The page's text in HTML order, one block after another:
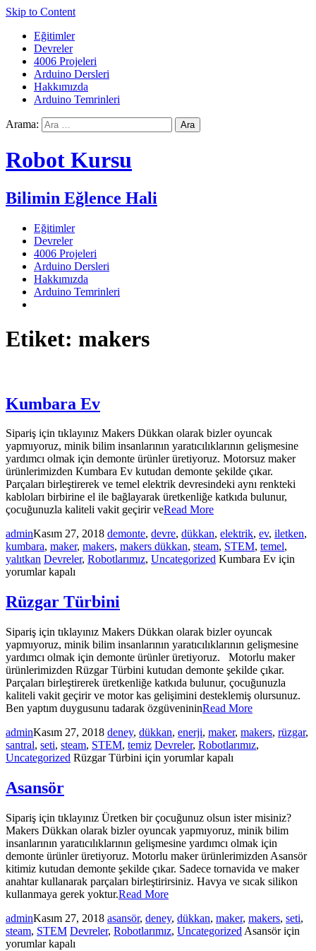
Skip to Content
Eğitimler
Devreler
4006 Projeleri
Arduino Dersleri
Hakkımızda
Arduino Temrinleri
Arama:
Robot Kursu
Bilimin Eğlence Hali
Eğitimler
Devreler
4006 Projeleri
Arduino Dersleri
Hakkımızda
Arduino Temrinleri
Etiket: makers
Kumbara Ev
Sipariş için tıklayınız Makers Dükkan olarak bizler oyuncak
yapmıyoruz, minik bilim insanlarının yaratıcılıklarının gelişmesine
yardımcı olmak için demonte ürünler üretiyoruz. Motorsuz maker
ürünlerimizden Kumbara Ev kutudan demonte şekilde çıkar.
Parçaları birleştirerek ve temel elektrik devresindeki aynı renkteki
kabloları birbirine el ile bağlayarak üretkenliğe katkıda bulunur,
çocuğunuzla kaliteli vakit geçirir veRead More
adminKasım 27, 2018 demonte, devre, dükkan, elektrik, ev, iletken,
kumbara, maker, makers, makers dükkan, steam, STEM, temel,
yalıtkan Devreler, Robotlarımız, Uncategorized Kumbara Ev için
yorumlar kapalı
Rüzgar Türbini
Sipariş için tıklayınız Makers Dükkan olarak bizler oyuncak
yapmıyoruz, minik bilim insanlarının yaratıcılıklarının gelişmesine
yardımcı olmak için demonte ürünler üretiyoruz. Motorlu maker
ürünlerimizden Rüzgar Türbini kutudan demonte şekilde çıkar.
Parçaları birleştirerek üretkenliğe katkıda bulunur, çocuğunuzla
kaliteli vakit geçirir ve motor kas gelişimini desteklemiş olursunuz.
Ben yaptım duygusunu tadarak özgüvenininRead More
adminKasım 27, 2018 deney, dükkan, enerji, maker, makers, rüzgar,
santral, seti, steam, STEM, temiz Devreler, Robotlarımız,
Uncategorized Rüzgar Türbini için yorumlar kapalı
Asansör
Sipariş için tıklayınız Üretken bir çocuğunuz olsun ister misiniz?
Makers Dükkan olarak bizler oyuncak yapmıyoruz, minik bilim
insanlarının yaratıcılıklarının gelişmesine yardımcı olmak için
demonte ürünler üretiyoruz. Motorlu maker ürünlerimizden Asansör
kitimiz kutudan demonte şekilde çıkar. Sadece tornavida ve maker
anahtar kullanarak parçaları birleştirirsiniz. Havya ve sıcak silikon
kullanmaya gerek yoktur.Read More
adminKasım 27, 2018 asansör, deney, dükkan, maker, makers, seti,
steam, STEM Devreler, Robotlarımız, Uncategorized Asansör için
yorumlar kapalı